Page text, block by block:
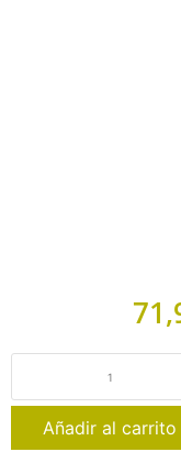
Añadir al carrito